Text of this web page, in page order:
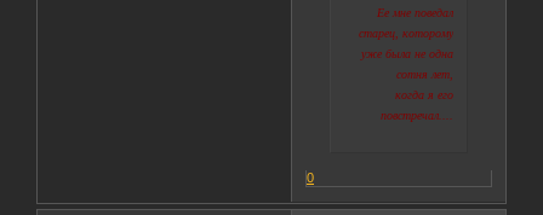
Ее мне поведал
старец, которому
уже была не одна
сотня лет,
когда я его
повстречал....
0